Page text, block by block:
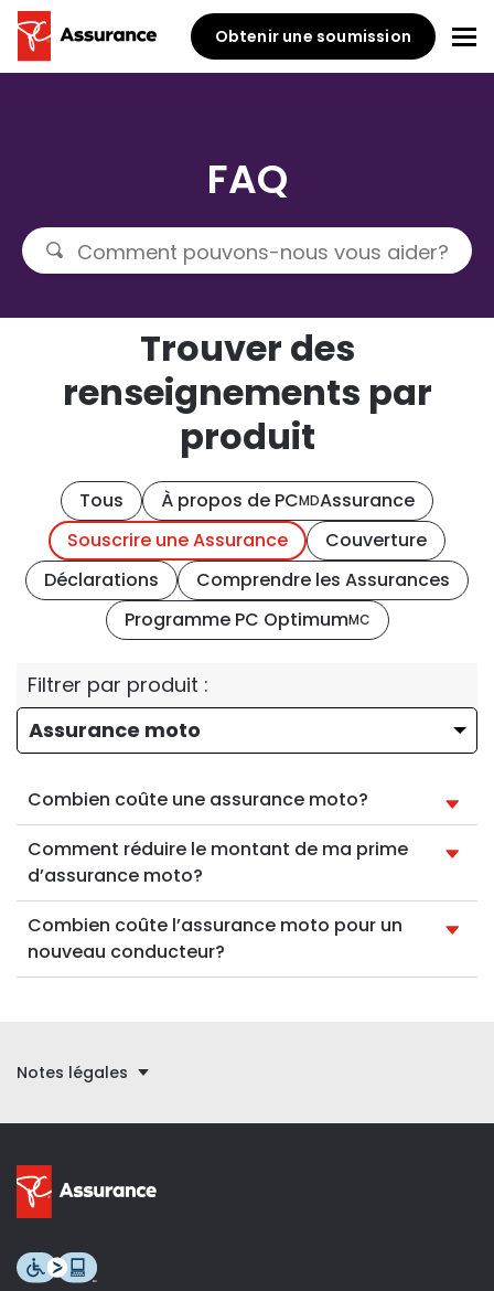
Obtenir une soumission
FAQ
Trouver des
renseignements par
produit
Tous À propos de PCMDAssurance
Souscrire une Assurance
Couverture
Déclarations
Comprendre les Assurances
Programme PC OptimumMC
Filtrer par produit :
Combien coûte une assurance moto?
Comment réduire le montant de ma prime
d’assurance moto?
Combien coûte l’assurance moto pour un
nouveau conducteur?
Notes légales